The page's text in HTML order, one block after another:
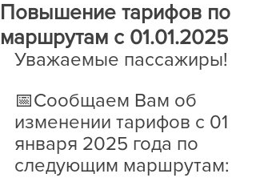
Повышение тарифов по
маршрутам с 01.01.2025
Уважаемые пассажиры!
📅Сообщаем Вам об
изменении тарифов с 01
января 2025 года по
следующим маршрутам: